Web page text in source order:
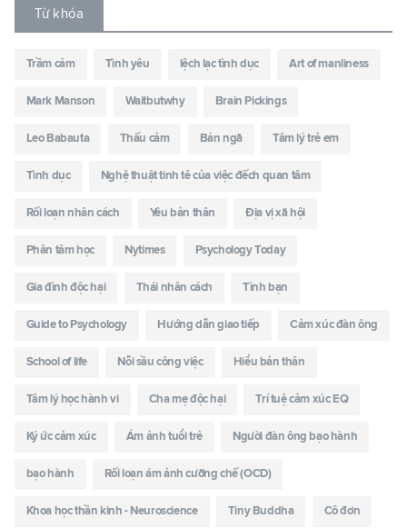
Từ khóa
Trầm cảm Tình yêu lệch lạc tình dục Art of manliness
Mark Manson Waitbutwhy Brain Pickings
Leo Babauta Thấu cảm Bản ngã Tâm lý trẻ em
Tình dục Nghệ thuật tinh tê của việc đếch quan tâm
Rối loạn nhân cách Yêu bản thân Địa vị xã hội
Phân tâm học Nytimes Psychology Today
Gia đình độc hại Thái nhân cách Tình bạn
Guide to Psychology Hướng dẫn giao tiếp Cảm xúc đàn ông
School of life Nỗi sầu công việc Hiểu bản thân
Tâm lý học hành vi Cha mẹ độc hại Trí tuệ cảm xúc EQ
Ký ức cảm xúc Ám ảnh tuổi trẻ Người đàn ông bạo hành
bạo hành Rối loạn ám ảnh cưỡng chế (OCD)
Khoa học thần kinh - Neuroscience Tiny Buddha Cô đơn